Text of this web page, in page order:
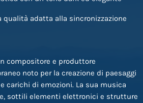
qualità adatta alla sincronizzazione
compositore e produttore
noto per la creazione di paesaggi
carichi di emozioni. La sua musica
sottili elementi elettronici e strutture